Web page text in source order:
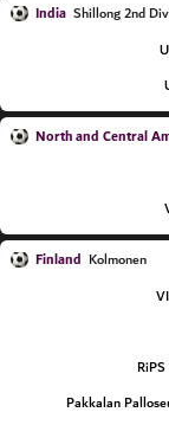
India Shillong 2nd
North and Central
Finland Kolmonen
Pakkalan